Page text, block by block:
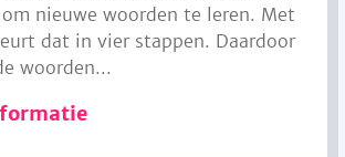
nieuwe woorden te leren. Met
dat in vier stappen. Daardoor
woorden...